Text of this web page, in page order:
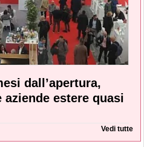
dall’apertura,
estere quasi
Vedi tutte